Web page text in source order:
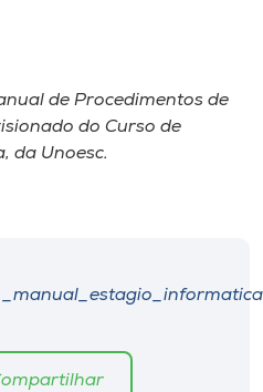
de Procedimentos de
do Curso de
da Unoesc.